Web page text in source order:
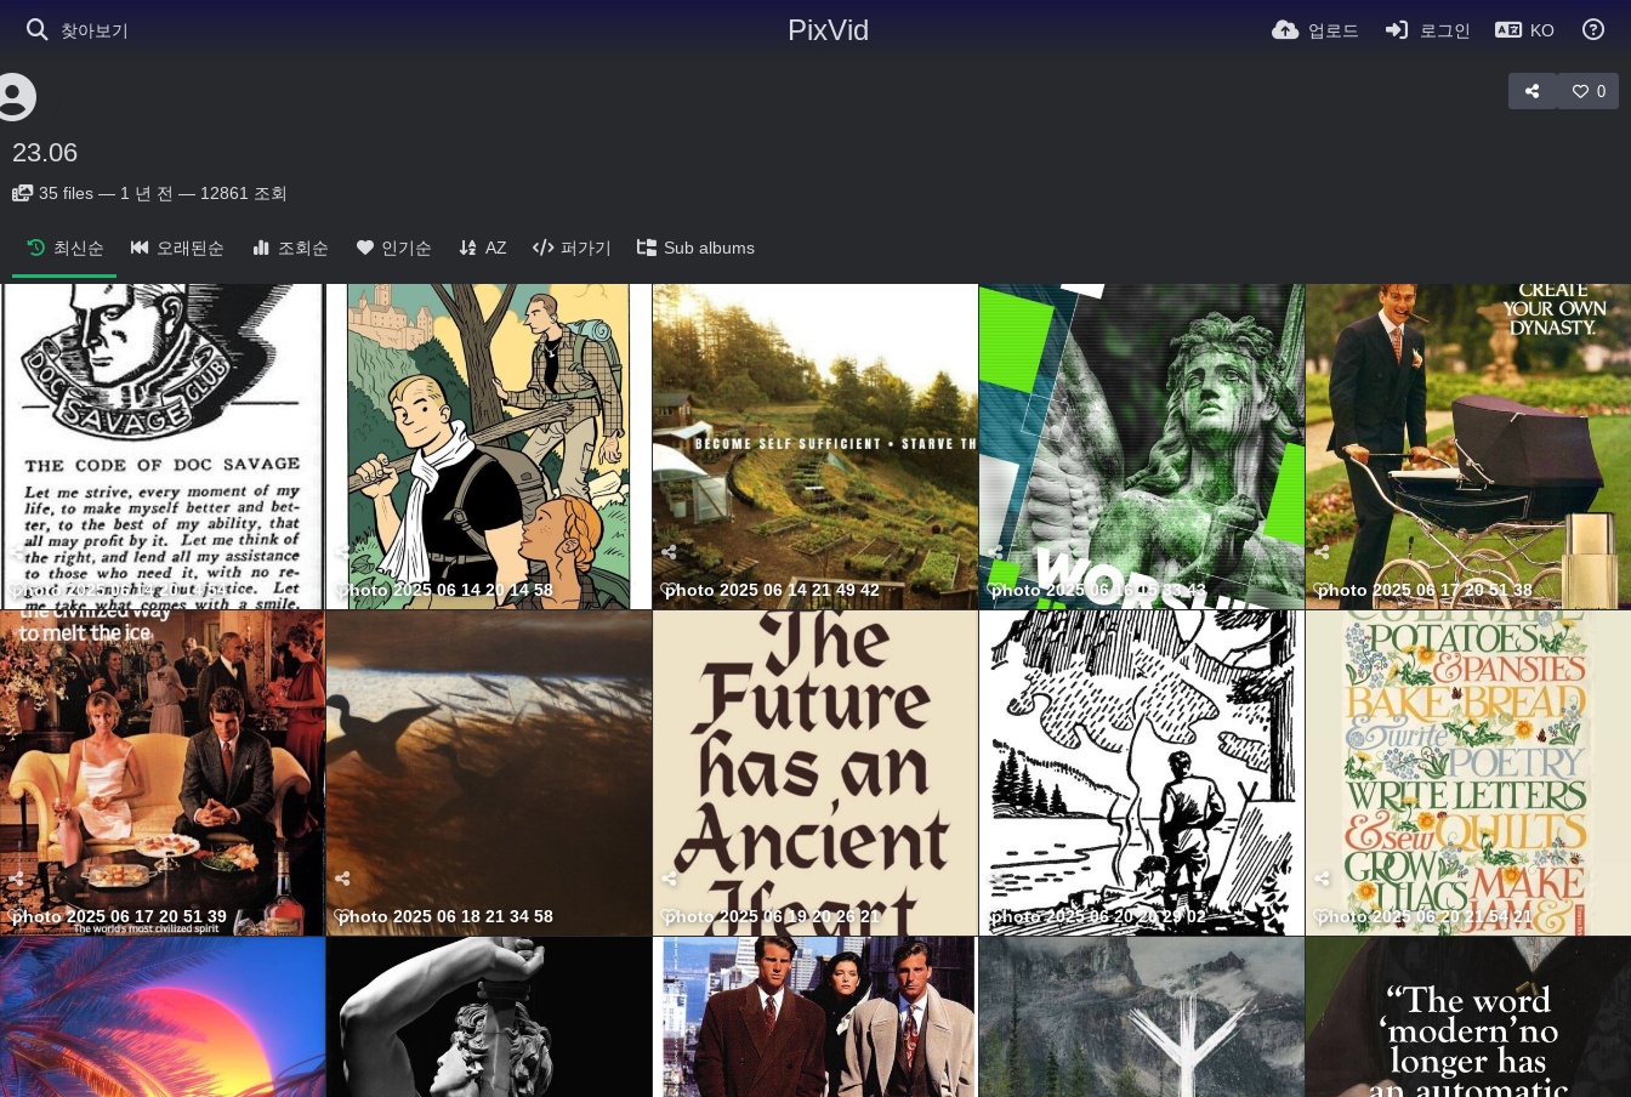
PixVid
찾아보기 업로드 로그인 KO
0
23.06
35 files — 1 년 전 — 12861 조회
최신순 오래된순 조회순 인기순 AZ 퍼가기 Sub albums
photo 2025 06 14 20 14 54 photo 2025 06 14 20 14 58 photo 2025 06 14 21 49 42 photo 2025 06 16 15 33 43 photo 2025 06 17 20 51 38
photo 2025 06 17 20 51 39 photo 2025 06 18 21 34 58 photo 2025 06 19 20 26 21 photo 2025 06 20 20 29 02 photo 2025 06 20 21 54 21